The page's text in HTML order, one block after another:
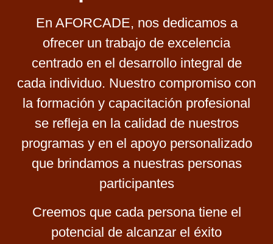
En AFORCADE, nos dedicamos a
ofrecer un trabajo de excelencia
centrado en el desarrollo integral de
cada individuo. Nuestro compromiso con
la formación y capacitación profesional
se refleja en la calidad de nuestros
programas y en el apoyo personalizado
que brindamos a nuestras personas
participantes
Creemos que cada persona tiene el
potencial de alcanzar el éxito